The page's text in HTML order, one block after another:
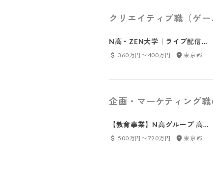
クリエイティブ職（ゲ
N高・ZEN大学｜ライブ配信技
術スタッフ（スイッチャー・音
360万円〜400万円 東京都
企画・マーケティング職
【教育事業】N高グループ 高校
生向け英語学習コンテンツ企画
500万円〜720万円 東京都